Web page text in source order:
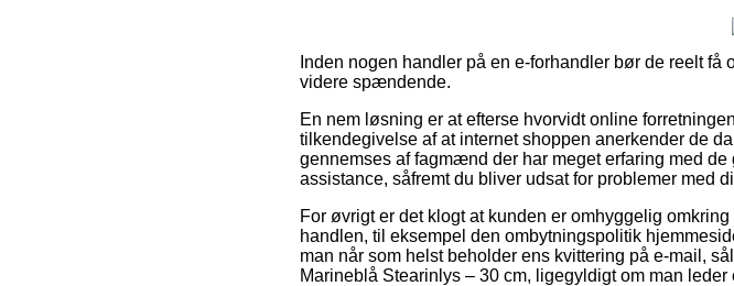
Inden nogen handler på en e-forhandler bør de reelt
videre spændende.
En nem løsning er at efterse hvorvidt online
tilkendegivelse af at internet shoppen anerkender de
gennemses af fagmænd der har meget erfaring med
assistance, såfremt du bliver udsat for problemer med
For øvrigt er det klogt at kunden er omhyggelig
handlen, til eksempel den ombytningspolitik
man når som helst beholder ens kvittering på e-mail,
Marineblå Stearinlys – 30 cm, ligegyldigt om man